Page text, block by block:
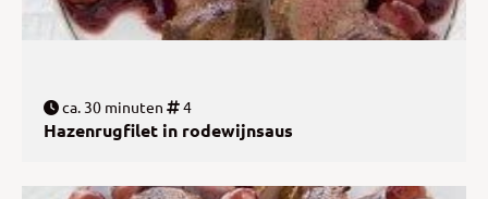
ca. 30 minuten 4
Hazenrugfilet in rodewijnsaus